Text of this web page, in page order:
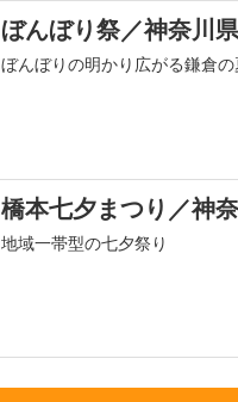
ぼんぼり祭／神奈川
ぼんぼりの明かり広がる鎌倉
橋本七夕まつり／神
地域一帯型の七夕祭り